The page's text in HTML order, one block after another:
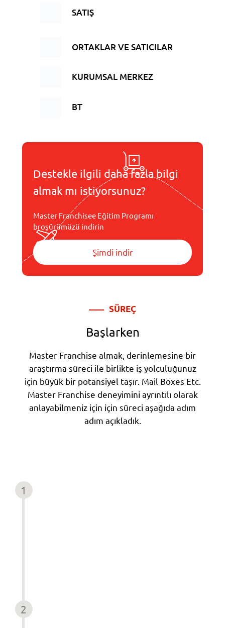
SATIŞ
ORTAKLAR VE SATICILAR
KURUMSAL MERKEZ
BT
Destekle ilgili daha fazla bilgi
almak mı istiyorsunuz?
Master Franchisee Eğitim Programı
broşürümüzü indirin
Şimdi indir
SÜREÇ
Başlarken
Master Franchise almak, derinlemesine bir
araştırma süreci ile birlikte iş yolculuğunuz
için büyük bir potansiyel taşır. Mail Boxes Etc.
Master Franchise deneyimini ayrıntılı olarak
anlayabilmeniz için için süreci aşağıda adım
adım açıkladık.